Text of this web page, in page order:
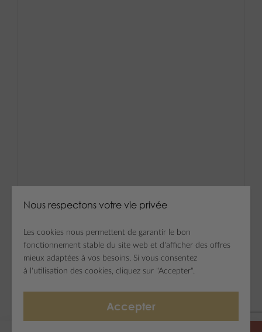
Nous respectons votre vie privée
Les cookies nous permettent de garantir le bon
fonctionnement stable du site web et d'afficher des offres
mieux adaptées à vos besoins. Si vous consentez
à l'utilisation des cookies, cliquez sur "Accepter".
Accepter